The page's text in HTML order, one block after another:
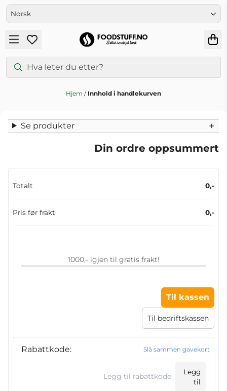
Hopp til innhold
Hjem / Innhold i handlekurven
Se produkter
Din ordre oppsummert
Totalt 0,-
Pris før frakt 0,-
1000,- igjen til gratis frakt!
Til kassen
Til bedriftskassen
Rabattkode: Slå sammen gavekort
Legg
til